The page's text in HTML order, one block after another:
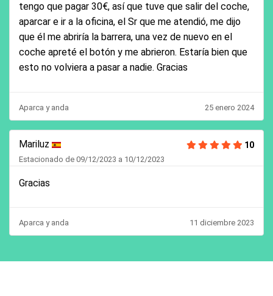
tengo que pagar 30€, así que tuve que salir del coche,
aparcar e ir a la oficina, el Sr que me atendió, me dijo
que él me abriría la barrera, una vez de nuevo en el
coche apreté el botón y me abrieron. Estaría bien que
esto no volviera a pasar a nadie. Gracias
Aparca y anda 25 enero 2024
Mariluz 10
Estacionado de 09/12/2023 a 10/12/2023
Gracias
Aparca y anda 11 diciembre 2023